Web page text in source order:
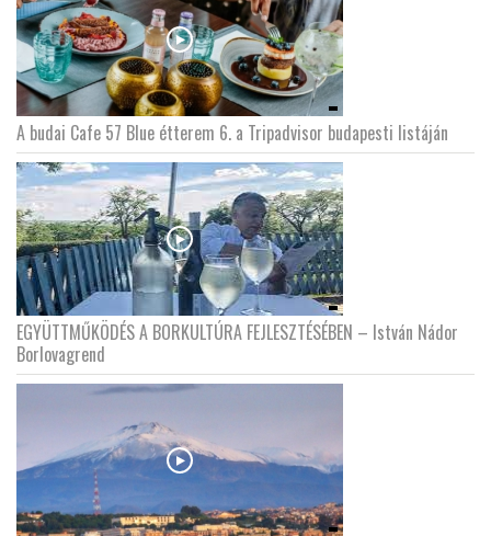
A budai Cafe 57 Blue étterem 6. a Tripadvisor budapesti listáján
EGYÜTTMŰKÖDÉS A BORKULTÚRA FEJLESZTÉSÉBEN – István Nádor
Borlovagrend